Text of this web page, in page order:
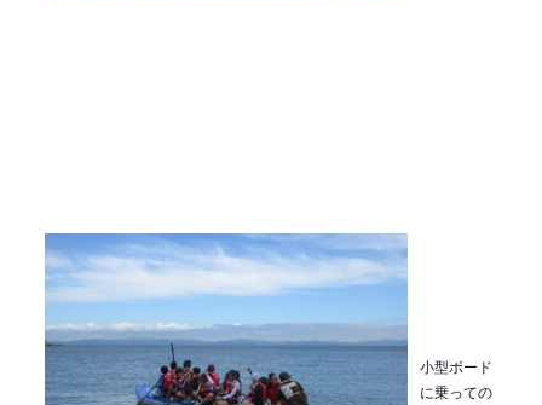
小型ボード
に乗っての